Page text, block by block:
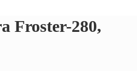
Froster-280,